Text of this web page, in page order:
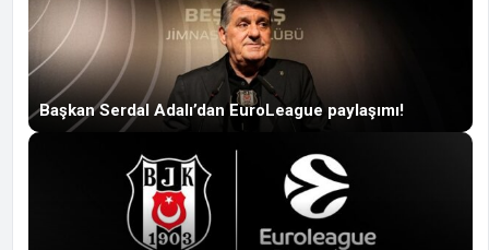
Başkan Serdal Adalı’dan EuroLeague paylaşımı!